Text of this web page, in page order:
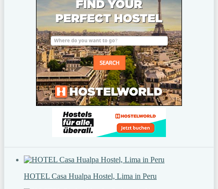
HOTEL Casa Hualpa Hostel, Lima in Peru